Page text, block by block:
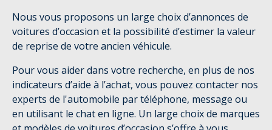
Nous vous proposons un large choix d’annonces de
voitures d’occasion et la possibilité d’estimer la valeur
de reprise de votre ancien véhicule.
Pour vous aider dans votre recherche, en plus de nos
indicateurs d’aide à l’achat, vous pouvez contacter nos
experts de l'automobile par téléphone, message ou
en utilisant le chat en ligne. Un large choix de marques